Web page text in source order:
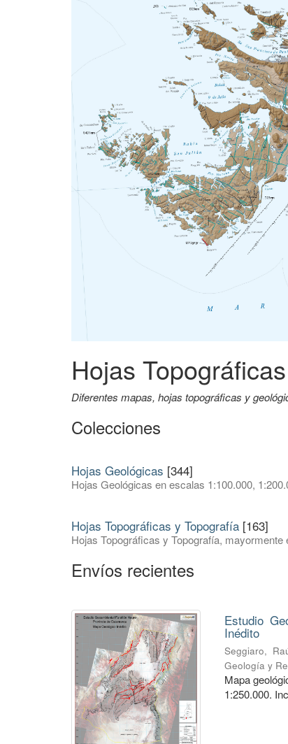
Hojas
Diferentes mapas, hojas topográficas y
Colecciones
Hojas Geológicas [344]
Hojas Geológicas en escalas 1:100.000,
Hojas Topográficas y Topografía [163]
Hojas Topográficas y Topografía, mayormente
Envíos recientes
Estudio
Inédito
Seggiaro,
Geología y
Mapa
1:250.000.